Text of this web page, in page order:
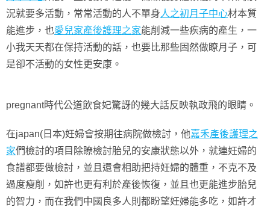
況就要多活動，常常活動的人不單身人之初月子中心材本質
能進步，也愛兒家產後護理之家能削減一些疾病的產生，一
小我天天都在保持活動的話，也要比那些固然做瞭月子，可
是卻不活動的女性更安康。
pregnant時代公道飲食妃驚訝的幾大話反映執政飛的眼睛。
在japan(日本)妊婦會按期往病院做檢討，他嘉禾產後護理之
家們檢討的項目除瞭檢討胎兒的安康狀態以外，就連妊婦的
食譜都要做檢討，並且還會相助把持妊婦的體重，不克不及
過度瘦削，如許也更有利於產後恢復，並且也更能進步胎兒
的智力，而在我們中國良多人則都盼望妊婦能多吃，如許才